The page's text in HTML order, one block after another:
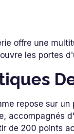
offre une
les portes
repose sur
accompagnés
de 200 points